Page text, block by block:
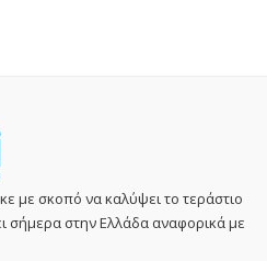
με σκοπό να καλύψει το τεράστιο
σήμερα στην Ελλάδα αναφορικά με